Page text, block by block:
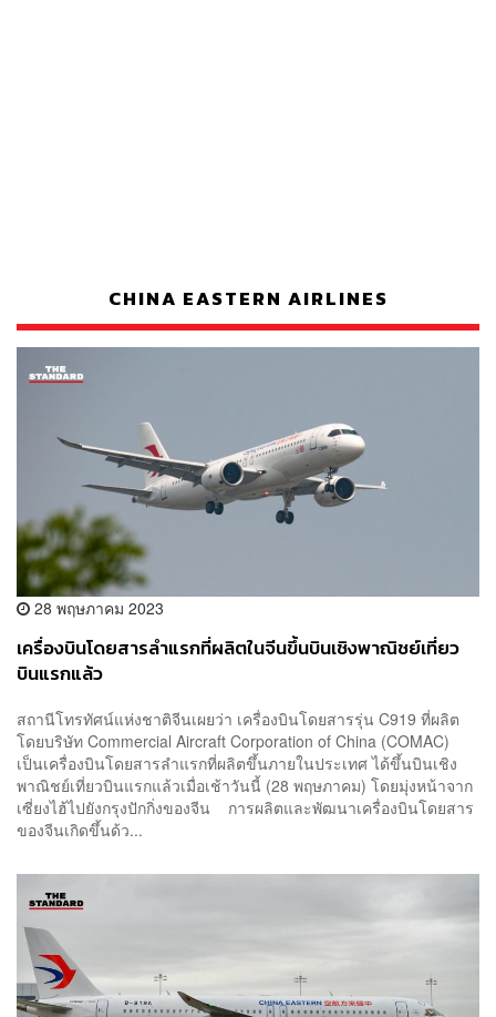
CHINA EASTERN AIRLINES
28 พฤษภาคม 2023
เครื่องบินโดยสารลำแรกที่ผลิตในจีนขึ้นบินเชิงพาณิชย์เที่ยว
บินแรกแล้ว
สถานีโทรทัศน์แห่งชาติจีนเผยว่า เครื่องบินโดยสารรุ่น C919 ที่ผลิต
โดยบริษัท Commercial Aircraft Corporation of China (COMAC)
เป็นเครื่องบินโดยสารลำแรกที่ผลิตขึ้นภายในประเทศ ได้ขึ้นบินเชิง
พาณิชย์เที่ยวบินแรกแล้วเมื่อเช้าวันนี้ (28 พฤษภาคม) โดยมุ่งหน้าจาก
เซี่ยงไฮ้ไปยังกรุงปักกิ่งของจีน การผลิตและพัฒนาเครื่องบินโดยสาร
ของจีนเกิดขึ้นด้ว...